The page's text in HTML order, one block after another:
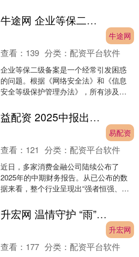
牛途网 企业等保二级是否需要备案？帮你省事达标
牛途网
查看： 139 分类：配资平台软件
企业等保二级备案是一个经常引发困惑
的问题。根据《网络安全法》和《信息
安全等级保护管理办法》，所有涉及国
业，无论等级，都必须进行备....
益配资 2025中报出炉! 谁是更赚钱的消费金融公司
易配资
查看： 121 分类：配资平台软件
近日，多家消费金融公司陆续公布了
2025年的中期财务报告。从已公布的数
据来看，整个行业呈现出“强者恒强、分
幅增长，也有一些企....
升宏网 温情守护 “雨”你同行 万荣交警雨中执勤保畅通
升宏网
查看： 177 分类：配资平台软件